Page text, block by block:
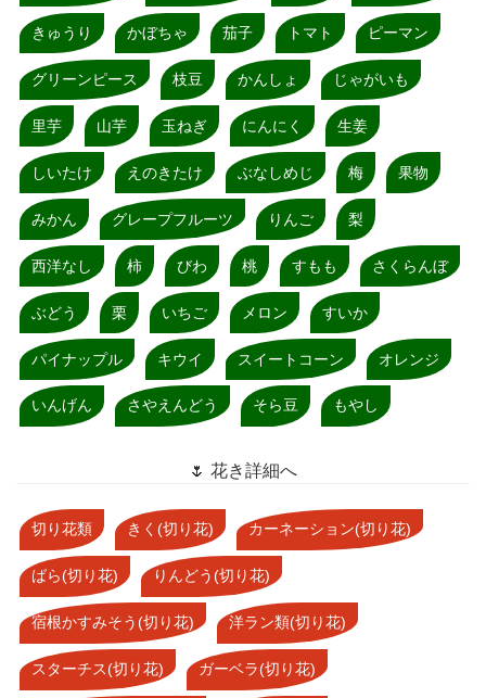
きゅうり かぼちゃ 茄子 トマト ピーマン
グリーンピース 枝豆 かんしょ じゃがいも
里芋 山芋 玉ねぎ にんにく 生姜
しいたけ えのきたけ ぶなしめじ 梅 果物
みかん グレープフルーツ りんご 梨
西洋なし 柿 びわ 桃 すもも さくらんぼ
ぶどう 栗 いちご メロン すいか
パイナップル キウイ スイートコーン オレンジ
いんげん さやえんどう そら豆 もやし
🌷 花き詳細へ
切り花類 きく(切り花) カーネーション(切り花)
ばら(切り花) りんどう(切り花)
宿根かすみそう(切り花) 洋ラン類(切り花)
スターチス(切り花) ガーベラ(切り花)